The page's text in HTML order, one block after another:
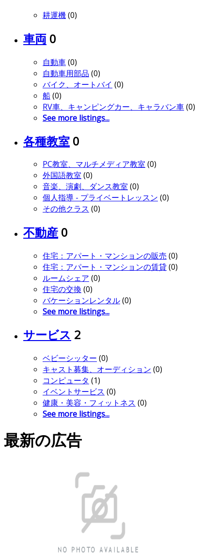
耕運機(0)
車両 0
自動車(0)
自動車用部品 (0)
バイク、オートバイ (0)
船(0)
RV車、キャンピングカー、キャラバン車(0)
See more listings...
各種教室 0
PC教室、マルチメディア教室(0)
外国語教室(0)
音楽、演劇、ダンス教室(0)
個人指導 - プライベートレッスン (0)
その他クラス (0)
不動産 0
住宅：アパート・マンションの販売 (0)
住宅：アパート・マンションの賃貸(0)
ルームシェア (0)
住宅の交換 (0)
バケーションレンタル(0)
See more listings...
サービス 2
ベビーシッター (0)
キャスト募集、オーディション (0)
コンピュータ (1)
イベントサービス (0)
健康・美容・フィットネス (0)
See more listings...
最新の広告